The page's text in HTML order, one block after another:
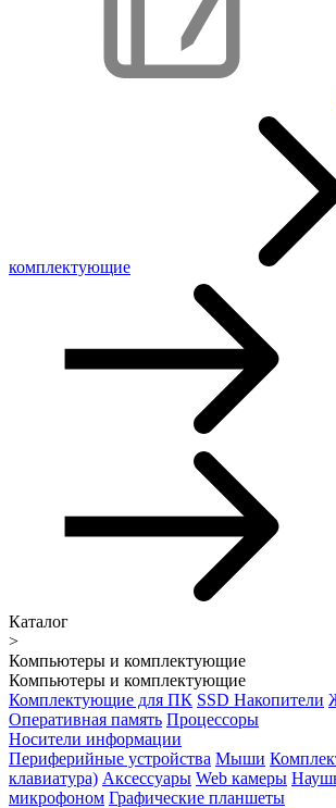
комплектующие
Каталог
>
Компьютеры и комплектующие
Компьютеры и комплектующие
Комплектующие для ПК SSD Накопители
Оперативная память Процессоры
Носители информации
Периферийные устройства Мыши
клавиатура) Аксессуары Web камеры
микрофоном Графические планшеты